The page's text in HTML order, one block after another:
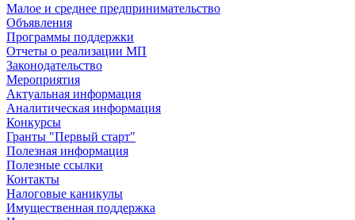
Малое и среднее предпринимательство
Объявления
Программы поддержки
Отчеты о реализации МП
Законодательство
Мероприятия
Актуальная информация
Аналитическая информация
Конкурсы
Гранты "Первый старт"
Полезная информация
Полезные ссылки
Контакты
Налоговые каникулы
Имущественная поддержка